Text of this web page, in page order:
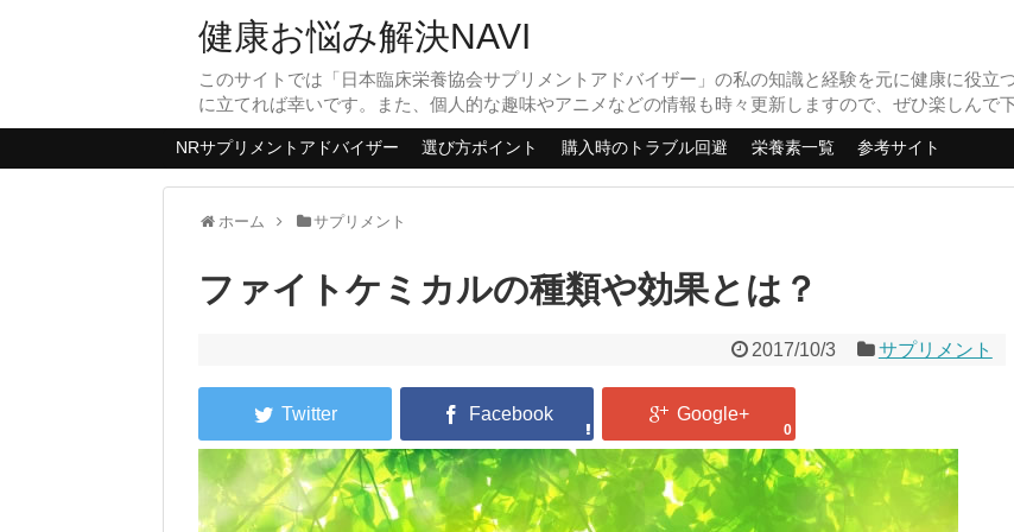
健康お悩み解決NAVI
このサイトでは「日本臨床栄養協会サプリメントアドバイザー」の私の知識と経験を元に健康に役立
に立てれば幸いです。また、個人的な趣味やアニメなどの情報も時々更新しますので、ぜひ楽しんで下
NRサプリメントアドバイザー 選び方ポイント 購入時のトラブル回避 栄養素一覧 参考サイト
ホーム サプリメント
ファイトケミカルの種類や効果とは？
2017/10/3 サプリメント
0